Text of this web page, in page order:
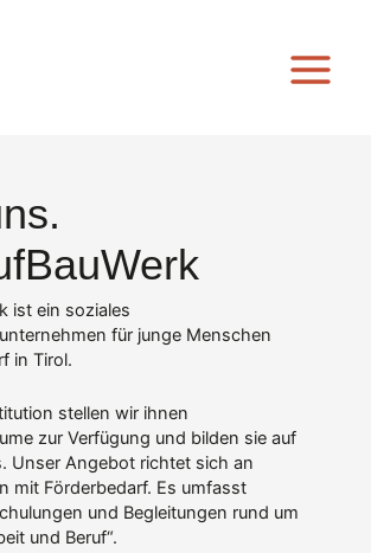
ist ein soziales
für junge Menschen
in Tirol.
stellen wir ihnen
zur Verfügung und bilden sie auf
Unser Angebot richtet sich an
mit Förderbedarf. Es umfasst
und Begleitungen rund um
und Beruf“.